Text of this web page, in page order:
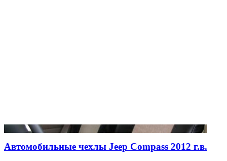
Автомобильные чехлы Jeep Compass 2012 г.в.